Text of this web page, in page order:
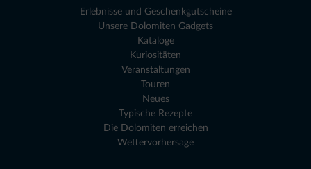
Erlebnisse und Geschenkgutscheine
Unsere Dolomiten Gadgets
Kataloge
Kuriositäten
Veranstaltungen
Touren
Neues
Typische Rezepte
Die Dolomiten erreichen
Wettervorhersage